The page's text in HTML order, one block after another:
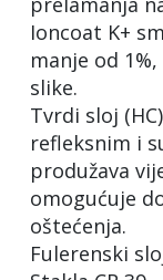
Ioncoat K+
manje od
slike.
Tvrdi sloj
refleksnim i
produžava
omogućuje
oštećenja.
Fulerenski